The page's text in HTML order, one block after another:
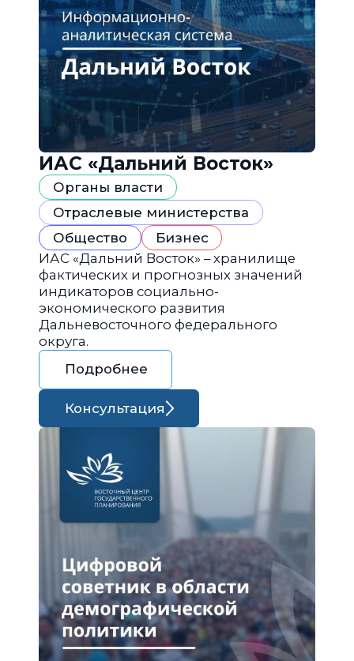
ИАС «Дальний Восток»
Органы власти
Отраслевые министерства
Общество
Бизнес
ИАС «Дальний Восток» – хранилище
фактических и прогнозных значений
индикаторов социально-
экономического развития
Дальневосточного федерального
округа.
Подробнее
Консультация